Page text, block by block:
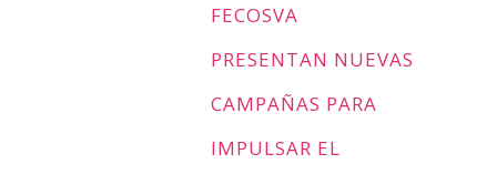
FECOSVA
PRESENTAN NUEVAS
CAMPAÑAS PARA
IMPULSAR EL